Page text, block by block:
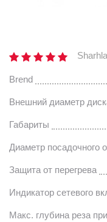
Brend
Внешний диаметр
Габариты
Диаметр посадочного
Защита от перегрева
Индикатор сетевого
Макс. глубина реза